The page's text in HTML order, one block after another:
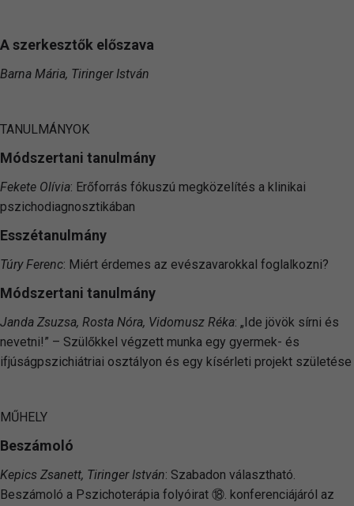
A szerkesztők előszava
Barna Mária, Tiringer István
TANULMÁNYOK
Módszertani tanulmány
Fekete Olívia: Erőforrás fókuszú megközelítés a klinikai
pszichodiagnosztikában
Esszétanulmány
Túry Ferenc: Miért érdemes az evészavarokkal foglalkozni?
Módszertani tanulmány
Janda Zsuzsa, Rosta Nóra, Vidomusz Réka: „Ide jövök sírni és
nevetni!” – Szülőkkel végzett munka egy gyermek- és
ifjúságpszichiátriai osztályon és egy kísérleti projekt születése
MŰHELY
Beszámoló
Kepics Zsanett, Tiringer István: Szabadon választható.
Beszámoló a Pszichoterápia folyóirat ⑱. konferenciájáról az